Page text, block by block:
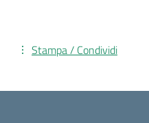
Stampa / Condividi